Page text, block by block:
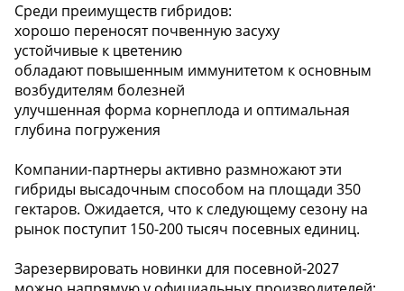
Среди преимуществ гибридов:
хорошо переносят почвенную засуху
устойчивые к цветению
обладают повышенным иммунитетом к основным
возбудителям болезней
улучшенная форма корнеплода и оптимальная
глубина погружения
Компании-партнеры активно размножают эти
гибриды высадочным способом на площади 350
гектаров. Ожидается, что к следующему сезону на
рынок поступит 150-200 тысяч посевных единиц.
Зарезервировать новинки для посевной-2027